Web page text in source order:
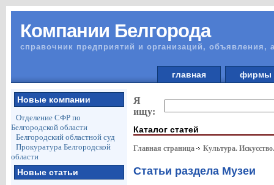
Компании Белгорода
справочник предприятий и организаций, объявления,
главная
Новые компании
Отделение СФР по
Белгородской области
Белгородский областной суд
Прокуратура Белгородской
области
Новые статьи
Я
ищу:
Каталог статей
Главная страница Культура.
Статьи раздела Музеи